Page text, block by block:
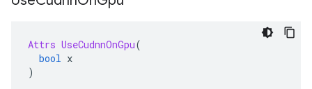
Attrs UseCudnnOnGpu(
bool x
)